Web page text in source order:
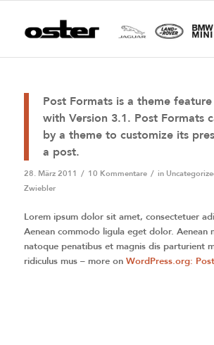
Post Formats is a theme
with Version 3.1. Post Formats
by a theme to customize its
a post.
28. März 2011 / 10 Kommentare / in
Zwiebler
Lorem ipsum dolor sit amet, consectetuer
Aenean commodo ligula eget dolor. Aenean
natoque penatibus et magnis dis parturient
ridiculus mus – more on WordPress.org: